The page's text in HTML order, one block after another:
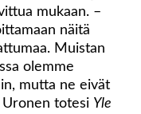
mukaan. –
näitä
Muistan
olemme
mutta ne eivät
totesi Yle